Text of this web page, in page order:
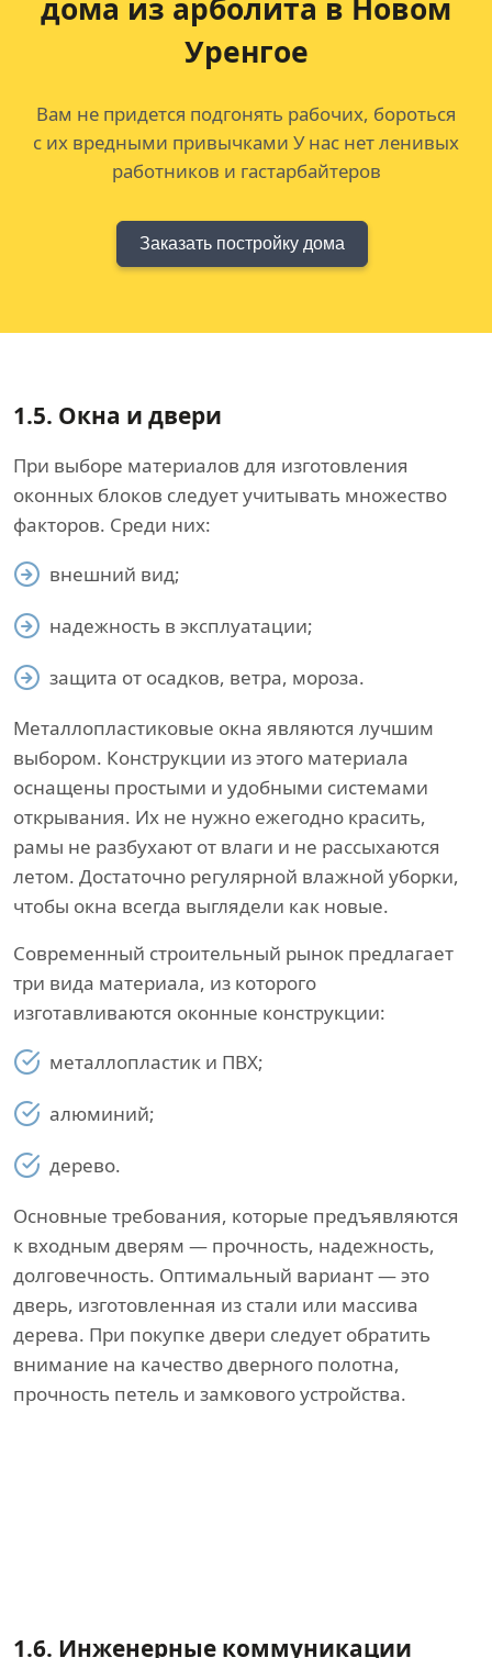
дома из арболита в Новом
Уренгое
Вам не придется подгонять рабочих, бороться
с их вредными привычками У нас нет ленивых
работников и гастарбайтеров
Заказать постройку дома
1.5. Окна и двери
При выборе материалов для изготовления
оконных блоков следует учитывать множество
факторов. Среди них:
внешний вид;
надежность в эксплуатации;
защита от осадков, ветра, мороза.
Металлопластиковые окна являются лучшим
выбором. Конструкции из этого материала
оснащены простыми и удобными системами
открывания. Их не нужно ежегодно красить,
рамы не разбухают от влаги и не рассыхаются
летом. Достаточно регулярной влажной уборки,
чтобы окна всегда выглядели как новые.
Современный строительный рынок предлагает
три вида материала, из которого
изготавливаются оконные конструкции:
металлопластик и ПВХ;
алюминий;
дерево.
Основные требования, которые предъявляются
к входным дверям — прочность, надежность,
долговечность. Оптимальный вариант — это
дверь, изготовленная из стали или массива
дерева. При покупке двери следует обратить
внимание на качество дверного полотна,
прочность петель и замкового устройства.
1.6. Инженерные коммуникации